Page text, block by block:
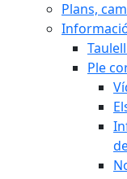
Plans,
Ple